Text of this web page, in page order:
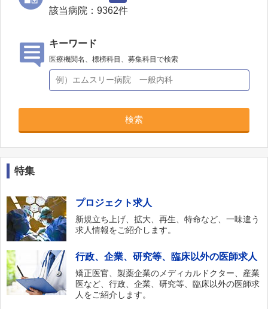
該当病院： 9362件
キーワード
医療機関名、標榜科目、募集科目で検索
検索
特集
プロジェクト求人
新規立ち上げ、拡大、再生、特命など、一味違う
求人情報をご紹介します。
行政、企業、研究等、臨床以外の医師求人
矯正医官、製薬企業のメディカルドクター、産業
医など、行政、企業、研究等、臨床以外の医師求
人をご紹介します。